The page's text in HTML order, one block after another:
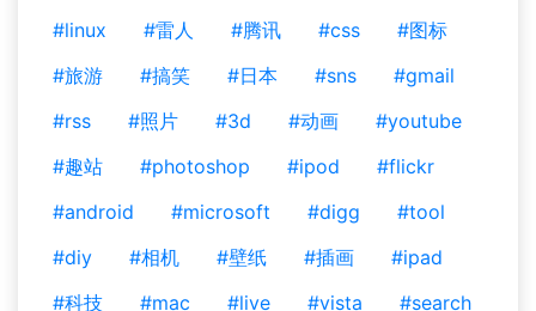
#linux
#雷人 #腾讯 #css
#图标
#旅游
#搞笑 #日本 #sns
#gmail
#rss
#照片 #3d #动画
#youtube
#趣站
#photoshop #ipod
#flickr
#android
#microsoft #digg
#tool
#diy
#相机 #壁纸 #插画
#ipad
#科技
#mac #live #vista
#search